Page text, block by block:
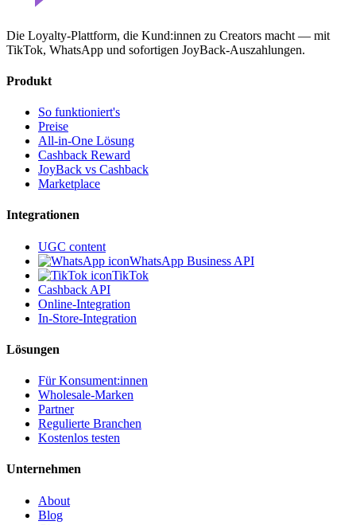
Die Loyalty-Plattform, die Kund:innen zu Creators macht — mit
TikTok, WhatsApp und sofortigen JoyBack-Auszahlungen.
Produkt
So funktioniert's
Preise
All-in-One Lösung
Cashback Reward
JoyBack vs Cashback
Marketplace
Integrationen
UGC content
WhatsApp Business API
TikTok
Cashback API
Online-Integration
In-Store-Integration
Lösungen
Für Konsument:innen
Wholesale-Marken
Partner
Regulierte Branchen
Kostenlos testen
Unternehmen
About
Blog